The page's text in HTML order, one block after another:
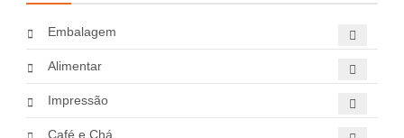
Embalagem
Alimentar
Impressão
Café e Chá